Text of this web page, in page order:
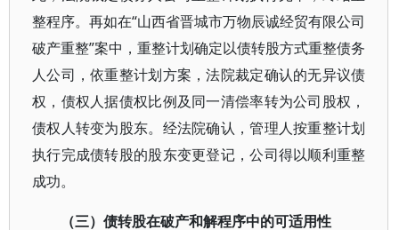
整程序。再如在“山西省晋城市万物辰诚经贸有限公司
破产重整”案中，重整计划确定以债转股方式重整债务
人公司，依重整计划方案，法院裁定确认的无异议债
权，债权人据债权比例及同一清偿率转为公司股权，
债权人转变为股东。经法院确认，管理人按重整计划
执行完成债转股的股东变更登记，公司得以顺利重整
成功。
（三）债转股在破产和解程序中的可适用性